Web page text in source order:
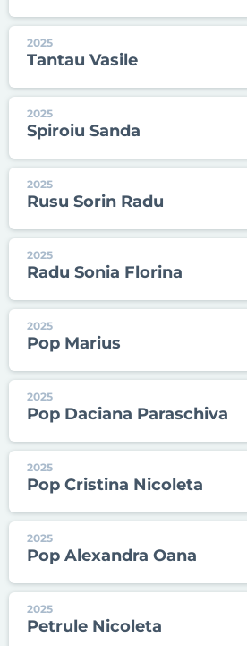
2025
Tantau Vasile
2025
Spiroiu Sanda
2025
Rusu Sorin Radu
2025
Radu Sonia Florina
2025
Pop Marius
2025
Pop Daciana Paraschiva
2025
Pop Cristina Nicoleta
2025
Pop Alexandra Oana
2025
Petrule Nicoleta